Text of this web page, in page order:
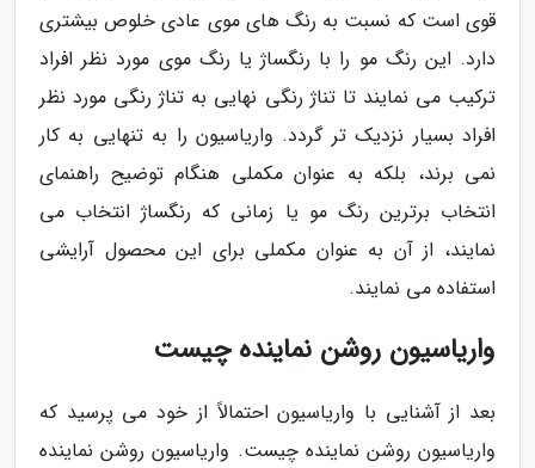
قوی است که نسبت به رنگ های موی عادی خلوص بیشتری
دارد. این رنگ مو را با رنگساژ یا رنگ موی مورد نظر افراد
ترکیب می نمایند تا تناژ رنگی نهایی به تناژ رنگی مورد نظر
افراد بسیار نزدیک تر گردد. واریاسیون را به تنهایی به کار
نمی برند، بلکه به عنوان مکملی هنگام توضیح راهنمای
انتخاب برترین رنگ مو یا زمانی که رنگساژ انتخاب می
نمایند، از آن به عنوان مکملی برای این محصول آرایشی
استفاده می نمایند.
واریاسیون روشن نماینده چیست
بعد از آشنایی با واریاسیون احتمالاً از خود می پرسید که
واریاسیون روشن نماینده چیست. واریاسیون روشن نماینده